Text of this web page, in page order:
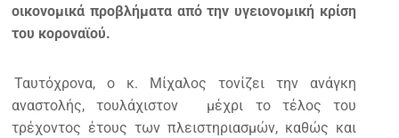
οικονομικά προβλήματα από την υγειονομική κρίση
του κοροναϊού.
Ταυτόχρονα, ο κ. Μίχαλος τονίζει την ανάγκη
αναστολής, τουλάχιστον
μέχρι το τέλος του
τρέχοντος έτους των πλειστηριασμών, καθώς και